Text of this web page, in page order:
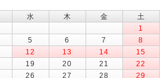
水 木 金
土
1
5 6 7
8
12 13 14
15
19 20 21
22
26 27 28
29